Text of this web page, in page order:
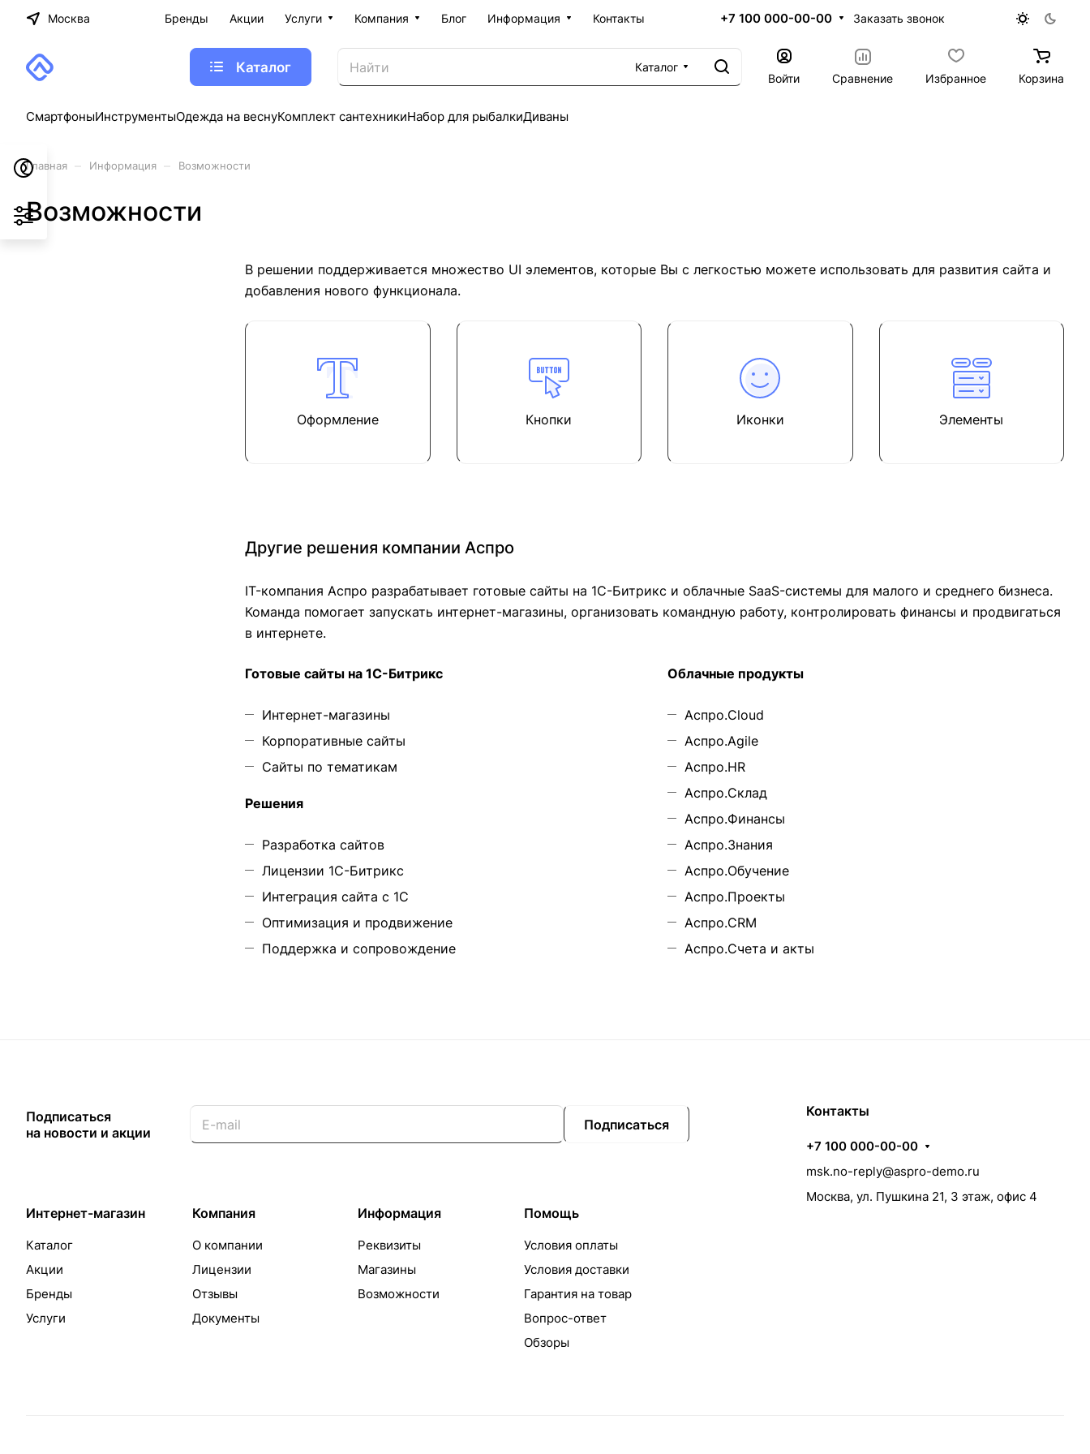
Москва Бренды Акции Услуги Компания Блог Информация Контакты +7 100 000-00-00 Заказать звонок
Каталог
Каталог
Войти
Сравнение Избранное Корзина
СмартфоныИнструментыОдежда на веснуКомплект сантехникиНабор для рыбалкиДиваны
Главная Информация Возможности
Возможности
В решении поддерживается множество UI элементов, которые Вы с легкостью можете использовать для развития сайта и
добавления нового функционала.
Оформление Кнопки Иконки Элементы
Другие решения компании Аспро
IT-компания Аспро разрабатывает готовые сайты на 1С-Битрикс и облачные SaaS-системы для малого и среднего бизнеса.
Команда помогает запускать интернет-магазины, организовать командную работу, контролировать финансы и продвигаться
в интернете.
Готовые сайты на 1С-Битрикс
Интернет-магазины
Корпоративные сайты
Сайты по тематикам
Решения
Разработка сайтов
Лицензии 1С-Битрикс
Интеграция сайта с 1С
Оптимизация и продвижение
Поддержка и сопровождение
Облачные продукты
Аспро.Cloud
Аспро.Agile
Аспро.HR
Аспро.Склад
Аспро.Финансы
Аспро.Знания
Аспро.Обучение
Аспро.Проекты
Аспро.CRM
Аспро.Счета и акты
Подписаться
на новости и акции
Подписаться
Интернет-магазин
Каталог
Акции
Бренды
Услуги
Компания
О компании
Лицензии
Отзывы
Документы
Информация
Реквизиты
Магазины
Возможности
Помощь
Условия оплаты
Условия доставки
Гарантия на товар
Вопрос-ответ
Обзоры
Контакты
+7 100 000-00-00
msk.no-reply@aspro-demo.ru
Москва, ул. Пушкина 21, 3 этаж, офис 4